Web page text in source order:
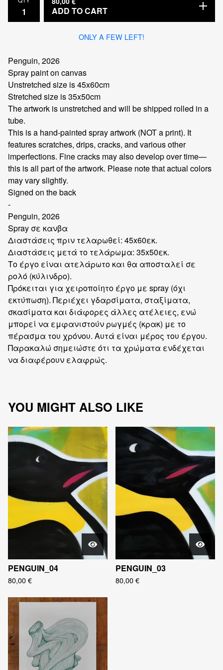
ADD TO CART
ONLY A FEW LEFT!
Penguin, 2026
Spray paint on canvas
Unstretched size is 45x60cm
Stretched size is 35x50cm
The artwork is unstretched and will be shipped rolled in a
tube.
This is a hand-painted spray artwork (NOT a print). It
features scratches, drips, cracks, and various other
imperfections. Fine cracks may also develop over time—
this is all part of the artwork. Please note that actual colors
may vary slightly.
Signed on the back
-
Penguin, 2026
Spray σε κανβα
Διαστάσεις πριν τελαρωθεί: 45x60εκ.
Διαστάσεις μετά το τελάρωμα: 35x50εκ.
Το έργο είναι ατελάρωτο και θα αποσταλεί σε
ρολό (κύλινδρο).
Πρόκειται για χειροποίητο έργο με spray (όχι
εκτύπωση). Περιέχει γδαρσίματα, σταξίματα,
σκασίματα και διάφορες άλλες ατέλειες, ενώ
μπορεί να εμφανιστούν ρωγμές (κρακ) με το
πέρασμα του χρόνου. Αυτά είναι μέρος του έργου.
Παρακαλώ σημειώστε ότι τα χρώματα ενδέχεται
να διαφέρουν ελαφρώς.
YOU MIGHT ALSO LIKE
PENGUIN_04
80,00€
PENGUIN_03
80,00€